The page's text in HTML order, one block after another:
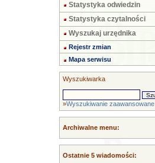
Statystyka odwiedzin
Statystyka czytalności
Wyszukaj urzędnika
Rejestr zmian
Mapa serwisu
Wyszukiwarka
»Wyszukiwanie zaawansowane
Archiwalne menu:
Ostatnie 5 wiadomości: